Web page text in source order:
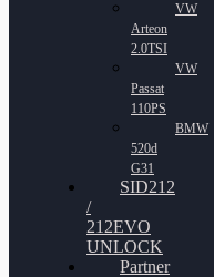
VW
Arteon
2.0TSI
VW
Passat
110PS
BMW
520d
G31
SID212
/
212EVO
UNLOCK
Partner